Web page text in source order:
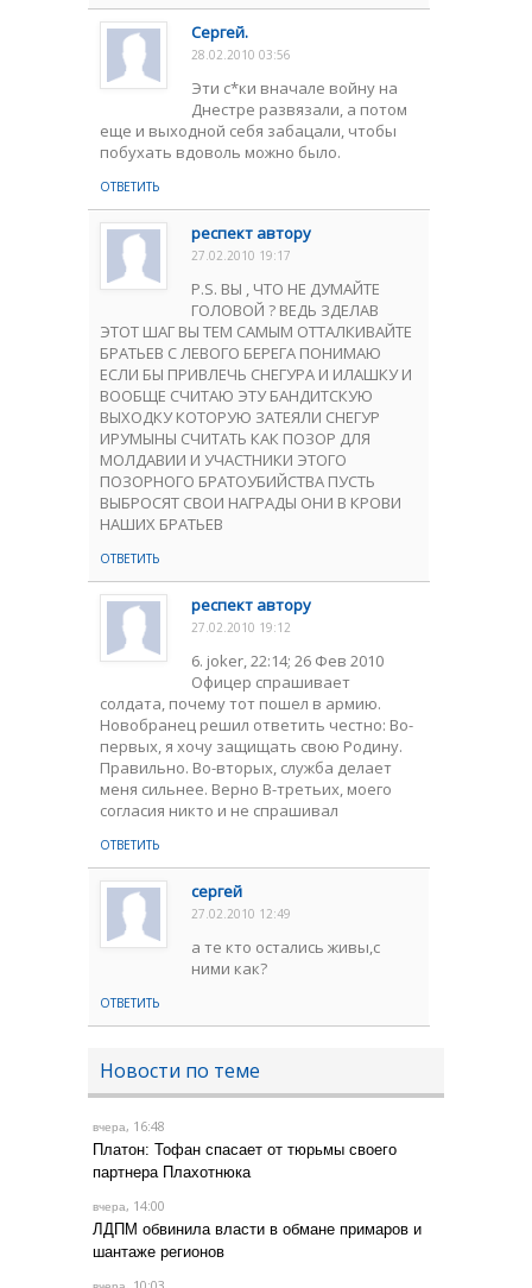
Сергей.
28.02.2010 03:56
Эти с*ки вначале войну на
Днестре развязали, а потом
еще и выходной себя забацали, чтобы
побухать вдоволь можно было.
ОТВЕТИТЬ
респект автору
27.02.2010 19:17
P.S. ВЫ , ЧТО НЕ ДУМАЙТЕ
ГОЛОВОЙ ? ВЕДЬ ЗДЕЛАВ
ЭТОТ ШАГ ВЫ ТЕМ САМЫМ ОТТАЛКИВАЙТЕ
БРАТЬЕВ С ЛЕВОГО БЕРЕГА ПОНИМАЮ
ЕСЛИ БЫ ПРИВЛЕЧЬ СНЕГУРА И ИЛАШКУ И
ВООБЩЕ СЧИТАЮ ЭТУ БАНДИТСКУЮ
ВЫХОДКУ КОТОРУЮ ЗАТЕЯЛИ СНЕГУР
ИРУМЫНЫ СЧИТАТЬ КАК ПОЗОР ДЛЯ
МОЛДАВИИ И УЧАСТНИКИ ЭТОГО
ПОЗОРНОГО БРАТОУБИЙСТВА ПУСТЬ
ВЫБРОСЯТ СВОИ НАГРАДЫ ОНИ В КРОВИ
НАШИХ БРАТЬЕВ
ОТВЕТИТЬ
респект автору
27.02.2010 19:12
6. joker, 22:14; 26 Фев 2010
Офицер спрашивает
солдата, почему тот пошел в армию.
Новобранец решил ответить честно: Во-
первых, я хочу защищать свою Родину.
Правильно. Во-вторых, служба делает
меня сильнее. Верно В-третьих, моего
согласия никто и не спрашивал
ОТВЕТИТЬ
сергей
27.02.2010 12:49
а те кто остались живы,с
ними как?
ОТВЕТИТЬ
Новости по теме
вчера, 16:48
Платон: Тофан спасает от тюрьмы своего
партнера Плахотнюка
вчера, 14:00
ЛДПМ обвинила власти в обмане примаров и
шантаже регионов